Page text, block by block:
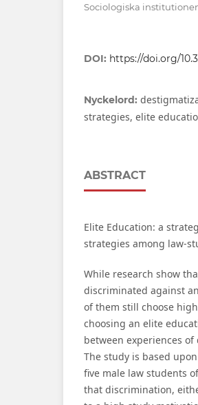
Sociologiska
DOI: https://doi.org/
Nyckelord:
strategies, elite
ABSTRACT
Elite Education: a
strategies among law-
While research show
discriminated against
of them still choose
choosing an elite
between experiences
The study is based
five male law students
that discrimination,